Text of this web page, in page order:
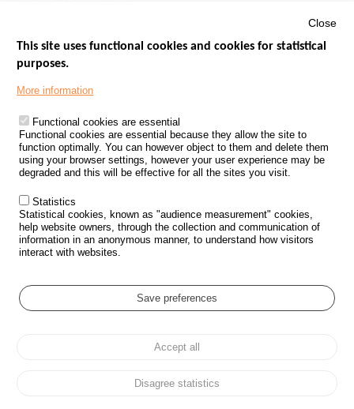
Footer
PROCESSING OF PERSONAL DATA FROM ROAD ACCIDENTS
KNOWLEDGE CENTRE
CALL FOR RESEARCH PROJECTS
ROAD SAFETY POLICY
Outils
EVENTS
GLOSSARY
Cookie settings
Personal data protection and Cookies
Close
This site uses functional cookies and cookies for statistical
purposes.
More information
Functional cookies are essential
Functional cookies are essential because they allow the site to
function optimally. You can however object to them and delete them
using your browser settings, however your user experience may be
degraded and this will be effective for all the sites you visit.
Statistics
Statistical cookies, known as "audience measurement" cookies,
help website owners, through the collection and communication of
information in an anonymous manner, to understand how visitors
interact with websites.
Save preferences
Accept all
Disagree statistics